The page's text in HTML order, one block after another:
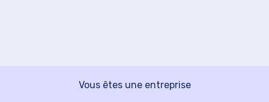
Vous êtes une entreprise